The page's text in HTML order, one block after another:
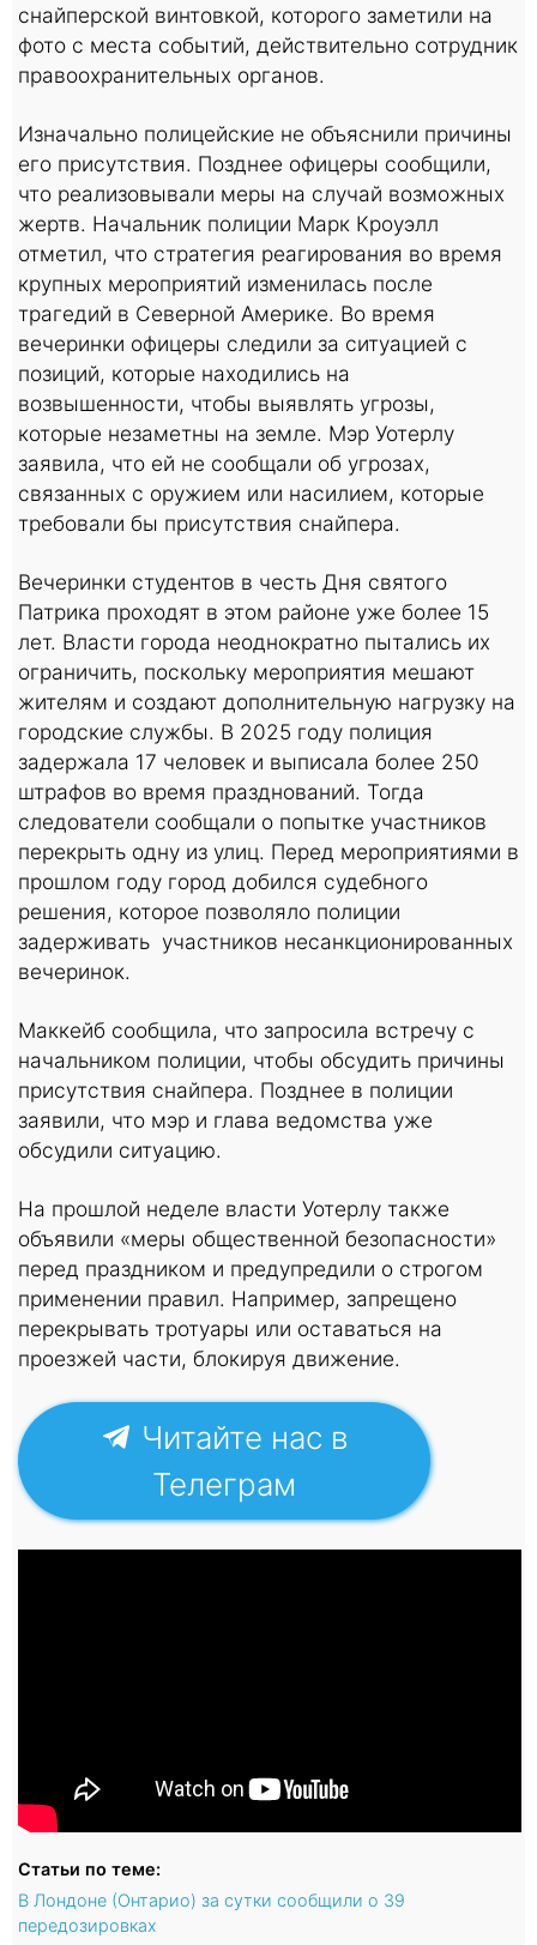
снайперской винтовкой, которого заметили на
фото с места событий, действительно сотрудник
правоохранительных органов.
Изначально полицейские не объяснили причины
его присутствия. Позднее офицеры сообщили,
что реализовывали меры на случай возможных
жертв. Начальник полиции Марк Кроуэлл
отметил, что стратегия реагирования во время
крупных мероприятий изменилась после
трагедий в Северной Америке. Во время
вечеринки офицеры следили за ситуацией с
позиций, которые находились на
возвышенности, чтобы выявлять угрозы,
которые незаметны на земле. Мэр Уотерлу
заявила, что ей не сообщали об угрозах,
связанных с оружием или насилием, которые
требовали бы присутствия снайпера.
Вечеринки студентов в честь Дня святого
Патрика проходят в этом районе уже более 15
лет. Власти города неоднократно пытались их
ограничить, поскольку мероприятия мешают
жителям и создают дополнительную нагрузку на
городские службы. В 2025 году полиция
задержала 17 человек и выписала более 250
штрафов во время празднований. Тогда
следователи сообщали о попытке участников
перекрыть одну из улиц. Перед мероприятиями в
прошлом году город добился судебного
решения, которое позволяло полиции
задерживать участников несанкционированных
вечеринок.
Маккейб сообщила, что запросила встречу с
начальником полиции, чтобы обсудить причины
присутствия снайпера. Позднее в полиции
заявили, что мэр и глава ведомства уже
обсудили ситуацию.
На прошлой неделе власти Уотерлу также
объявили «меры общественной безопасности»
перед праздником и предупредили о строгом
применении правил. Например, запрещено
перекрывать тротуары или оставаться на
проезжей части, блокируя движение.
Читайте нас в
Телеграм
Статьи по теме:
В Лондоне (Онтарио) за сутки сообщили о 39
передозировках